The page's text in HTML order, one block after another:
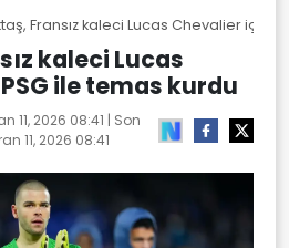
Fransız kaleci Lucas Chevalier için
kaleci Lucas
ile temas kurdu
11, 2026 08:41 | Son
11, 2026 08:41